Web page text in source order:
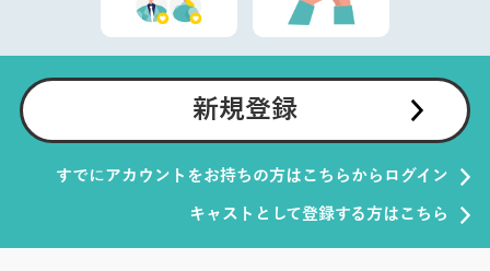
新規登録
すでにアカウントをお持ちの方はこちらからログイン
キャストとして登録する方はこちら